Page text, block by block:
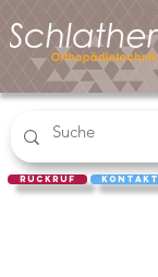
Rückruf Kontakt